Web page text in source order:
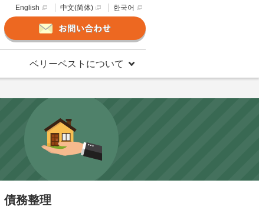
English 中文(简体) 한국어
ベリーベストについて
債務整理